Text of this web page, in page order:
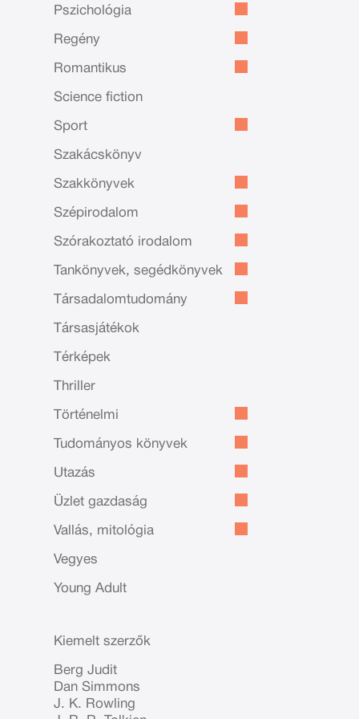
Pszichológia
Regény
Romantikus
Science fiction
Sport
Szakácskönyv
Szakkönyvek
Szépirodalom
Szórakoztató irodalom
Tankönyvek, segédkönyvek
Társadalomtudomány
Társasjátékok
Térképek
Thriller
Történelmi
Tudományos könyvek
Utazás
Üzlet gazdaság
Vallás, mitológia
Vegyes
Young Adult
Kiemelt szerzők
Berg Judit
Dan Simmons
J. K. Rowling